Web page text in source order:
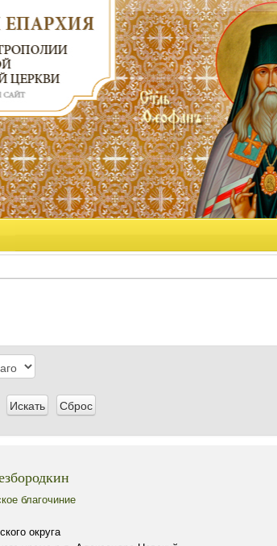
благочиние
округа